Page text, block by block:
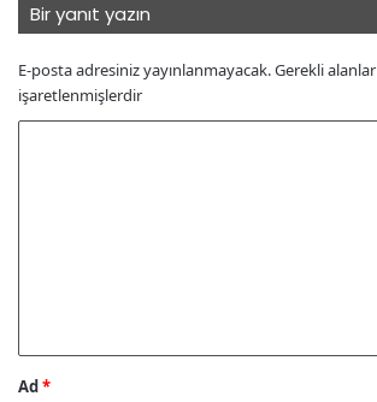
Bir yanıt yazın
E-posta adresiniz yayınlanmayacak.Gerekli alanlar
işaretlenmişlerdir
Ad*